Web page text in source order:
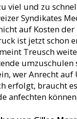
viel und zu
Syndikates
auf Kosten
ist jetzt schon
Treusch
umzuschulen
wer Anrecht
erfolgt, braucht
anfechten